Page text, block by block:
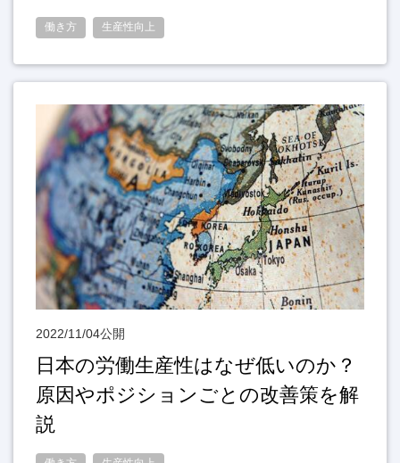
働き方 生産性向上
2022/11/04公開
日本の労働生産性はなぜ低いのか？
原因やポジションごとの改善策を解
説